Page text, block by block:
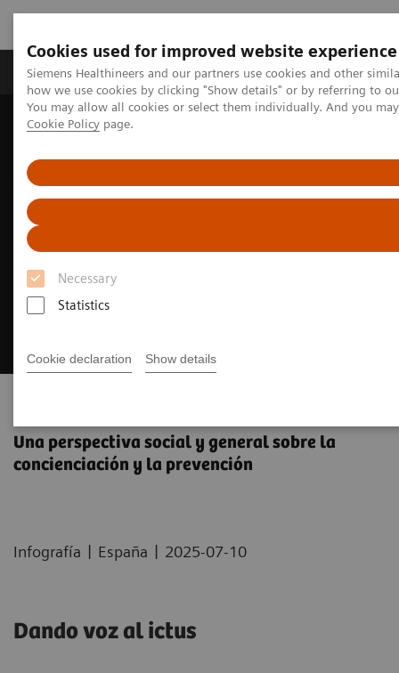
Cookies used for improved website experience
Siemens Healthineers and our partners use cookies and other
how we use cookies by clicking "Show details" or by referring to
You may allow all cookies or select them individually. And you
Cookie Policy page.
Necessary
Statistics
Cookie declaration Show details
Productos y servicios Especialidades clínicas
Home Content Hub
Una perspectiva social y general sobre la
concienciación y la prevención
Infografía | España | 2025-07-10
Dando voz al ictus